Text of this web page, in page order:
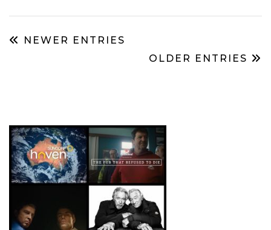
NEWER ENTRIES
OLDER ENTRIES